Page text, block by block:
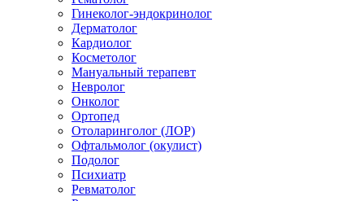
Гинеколог-эндокринолог
Дерматолог
Кардиолог
Косметолог
Мануальный терапевт
Невролог
Онколог
Ортопед
Отоларинголог (ЛОР)
Офтальмолог (окулист)
Подолог
Психиатр
Ревматолог